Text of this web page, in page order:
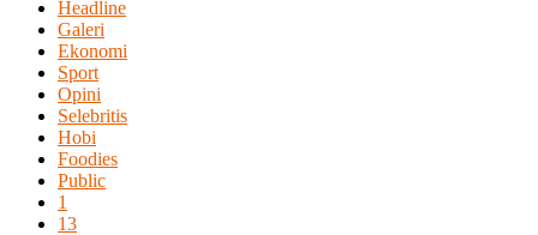
Headline
Galeri
Ekonomi
Sport
Opini
Selebritis
Hobi
Foodies
Public
1
13